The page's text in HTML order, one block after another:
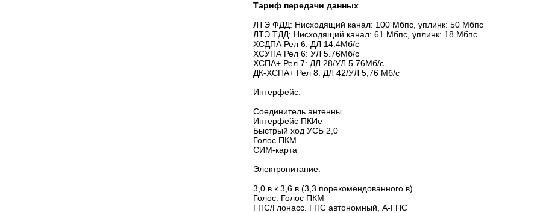
Тариф передачи данных
ЛТЭ ФДД: Нисходящий канал: 100 Мбпс, уплинк: 50 Мбпс
ЛТЭ ТДД: Нисходящий канал: 61 Мбпс, уплинк: 18 Мбпс
ХСДПА Рел 6: ДЛ 14.4Мб/с
ХСУПА Рел 6: УЛ 5.76Мб/с
ХСПА+ Рел 7: ДЛ 28/УЛ 5.76Мб/с
ДК-ХСПА+ Рел 8: ДЛ 42/УЛ 5,76 Мб/с
Интерфейс:
Соединитель антенны
Интерфейс ПКИе
Быстрый ход УСБ 2,0
Голос ПКМ
СИМ-карта
Электропитание:
3,0 в к 3,6 в (3,3 порекомендованного в)
Голос. Голос ПКМ
ГПС/Глонасс. ГПС автономный, А-ГПС